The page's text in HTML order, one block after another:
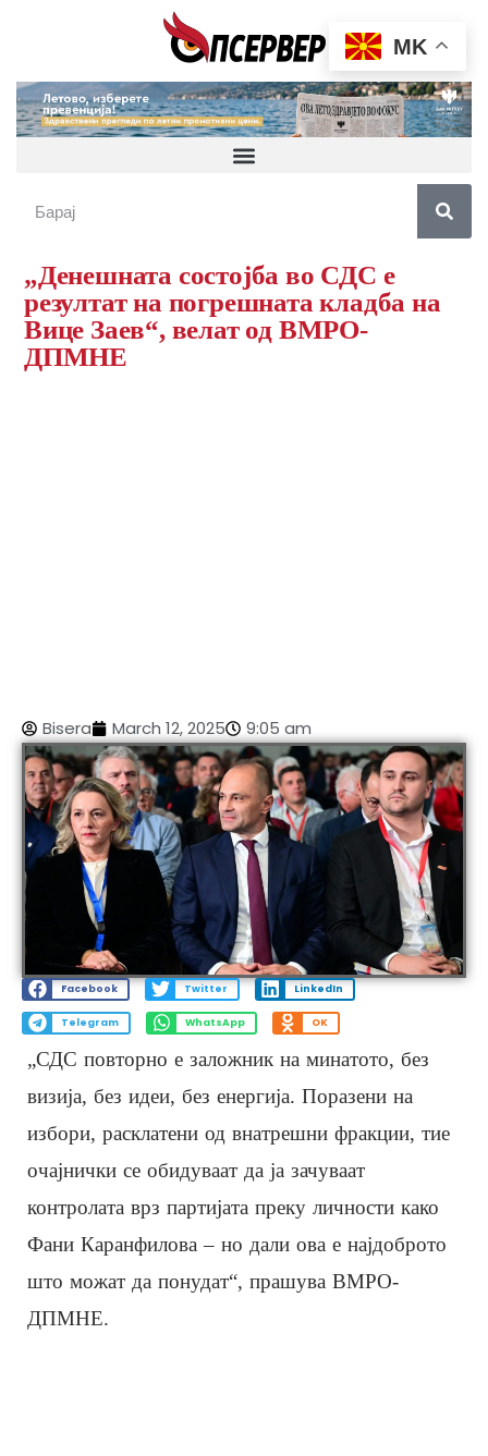
„Денешната состојба во СДС е
резултат на погрешната кладба на
Вице Заев“, велат од ВМРО-
ДПМНЕ
Bisera March 12, 2025 9:05 am
Facebook Twitter LinkedIn
Telegram WhatsApp OK
„СДС повторно е заложник на минатото, без
визија, без идеи, без енергија. Поразени на
избори, расклатени од внатрешни фракции, тие
очајнички се обидуваат да ја зачуваат
контролата врз партијата преку личности како
Фани Каранфилова – но дали ова е најдоброто
што можат да понудат“, прашува ВМРО-
ДПМНЕ.
MK